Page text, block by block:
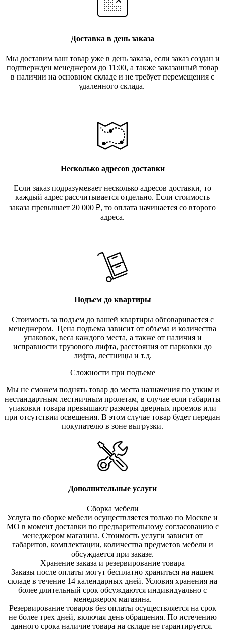
Доставка в день заказа
Мы доставим ваш товар уже в день заказа, если заказ создан и
подтвержден менеджером до 11:00, а также заказанный товар
в наличии на основном складе и не требует перемещения с
удаленного склада.
Несколько адресов доставки
Если заказ подразумевает несколько адресов доставки, то
каждый адрес рассчитывается отдельно. Если стоимость
заказа превышает 20 000 ₽, то оплата начинается со второго
адреса.
Подъем до квартиры
Стоимость за подъем до вашей квартиры обговаривается с
менеджером. Цена подъема зависит от объема и количества
упаковок, веса каждого места, а также от наличия и
исправности грузового лифта, расстояния от парковки до
лифта, лестницы и т.д.
Сложности при подъеме
Мы не сможем поднять товар до места назначения по узким и
нестандартным лестничным пролетам, в случае если габариты
упаковки товара превышают размеры дверных проемов или
при отсутствии освещения. В этом случае товар будет передан
покупателю в зоне выгрузки.
Дополнительные услуги
Сборка мебели
Услуга по сборке мебели осуществляется только по Москве и
МО в момент доставки по предварительному согласованию с
менеджером магазина. Стоимость услуги зависит от
габаритов, комплектации, количества предметов мебели и
обсуждается при заказе.
Хранение заказа и резервирование товара
Заказы после оплаты могут бесплатно храниться на нашем
складе в течение 14 календарных дней. Условия хранения на
более длительный срок обсуждаются индивидуально с
менеджером магазина.
Резервирование товаров без оплаты осуществляется на срок
не более трех дней, включая день обращения. По истечению
данного срока наличие товара на складе не гарантируется.